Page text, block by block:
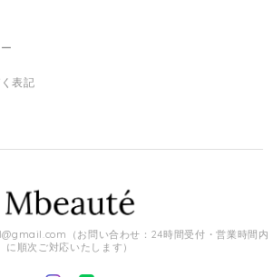
表記
（お問い合わせ：24時間受付・営業時間内
に順次ご対応いたします）